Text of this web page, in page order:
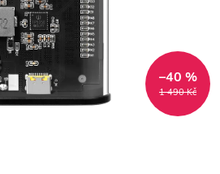
1 490 Kč
–40 %